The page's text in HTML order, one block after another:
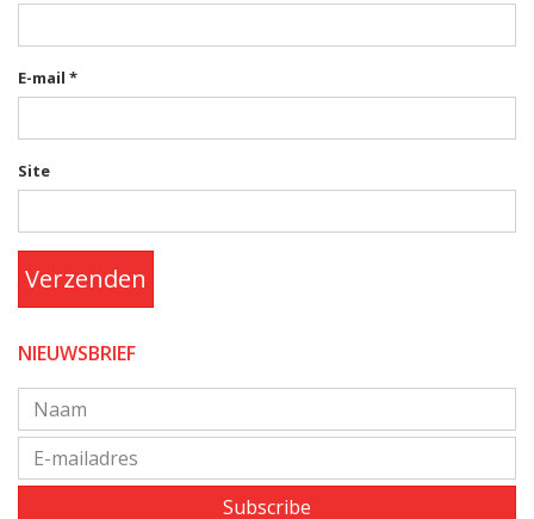
E-mail *
Site
Verzenden
NIEUWSBRIEF
Subscribe